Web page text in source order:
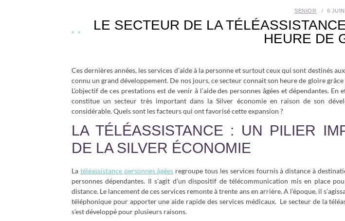
SENIOR 6
LE SECTEUR DE LA
HEURE DE
Ces dernières années, les services d’aide à la personne et surtout ceux qui sont destinés
connu un grand développement. De nos jours, ce secteur connait son heure de gloire
L’objectif de ces prestations est de venir à l’aide des personnes âgées et dépendantes. En
constitue un secteur très important dans la Silver économie en raison de son
considérable. Quels sont les facteurs qui ont favorisé cette expansion ?
LA TÉLÉASSISTANCE : UN PILIER
DE LA SILVER ÉCONOMIE
La téléassistance personnes âgées regroupe tous les services fournis à distance à
personnes dépendantes. Il s’agit d’un dispositif de télécommunication mis en place
distance. Le lancement de ces services remonte à trente ans en arrière. A l’époque, il
téléphonique pour apporter une aide rapide des services médicaux. Le secteur de la
s’est développé pour plusieurs raisons.